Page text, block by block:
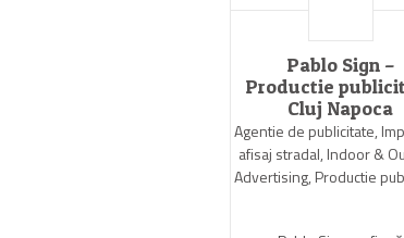
Pablo Sign –
Productie
Cluj Napoca
Agentie de publicitate,
afisaj stradal, Indoor &
Advertising, Productie